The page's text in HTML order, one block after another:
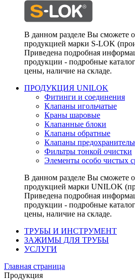
В данном разделе Вы сможете
продукцией марки S-LOK
Приведена подробная
продукции - подробные
цены, наличие на складе.
ПРОДУКЦИЯ UNILOK
Фитинги и соединения
Клапаны игольчатые
Краны шаровые
Клапанные блоки
Клапаны обратные
Клапаны
Фильтры тонкой очистки
Элементы особо чистых
В данном разделе Вы сможете
продукцией марки UNILOK
Приведена подробная
продукции - подробные
цены, наличие на складе.
ТРУБЫ И ИНСТРУМЕНТ
ЗАЖИМЫ ДЛЯ ТРУБЫ
УСЛУГИ
Главная страница
Продукция